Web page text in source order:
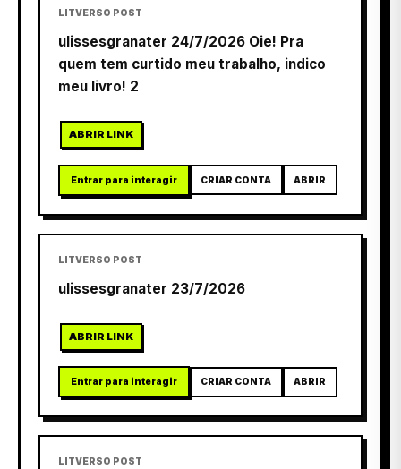
LITVERSO POST
ulissesgranater 24/7/2026 Oie! Pra
quem tem curtido meu trabalho, indico
meu livro! 2
ABRIR LINK
Entrar para interagir CRIAR CONTA ABRIR
LITVERSO POST
ulissesgranater 23/7/2026
ABRIR LINK
Entrar para interagir CRIAR CONTA ABRIR
LITVERSO POST